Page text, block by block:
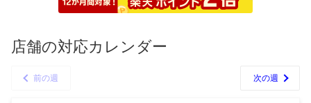
店舗の対応カレンダー
前の週 次の週